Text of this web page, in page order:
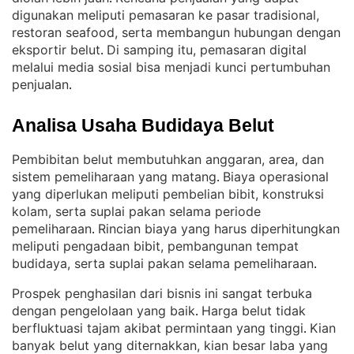
digunakan meliputi pemasaran ke pasar tradisional,
restoran seafood, serta membangun hubungan dengan
eksportir belut. Di samping itu, pemasaran digital
melalui media sosial bisa menjadi kunci pertumbuhan
penjualan.
Analisa Usaha Budidaya Belut
Pembibitan belut membutuhkan anggaran, area, dan
sistem pemeliharaan yang matang. Biaya operasional
yang diperlukan meliputi pembelian bibit, konstruksi
kolam, serta suplai pakan selama periode
pemeliharaan. Rincian biaya yang harus diperhitungkan
meliputi pengadaan bibit, pembangunan tempat
budidaya, serta suplai pakan selama pemeliharaan.
Prospek penghasilan dari bisnis ini sangat terbuka
dengan pengelolaan yang baik. Harga belut tidak
berfluktuasi tajam akibat permintaan yang tinggi. Kian
banyak belut yang diternakkan, kian besar laba yang